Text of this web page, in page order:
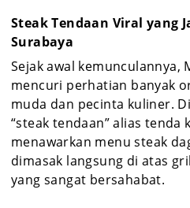
Steak Tendaan Viral yang
Surabaya
Sejak awal kemunculannya,
mencuri perhatian banyak
muda dan pecinta kuliner.
“steak tendaan” alias tenda
menawarkan menu steak
dimasak langsung di atas
yang sangat bersahabat.